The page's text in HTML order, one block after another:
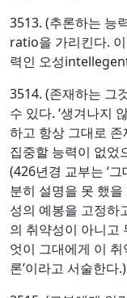
3513. (추론하는 능
ratio을 가리킨다.
력인 오성
3514. (존재하는 그
수 있다. ‘생겨나지
하고 항상 그대로 존
집중할 능력이 없었
(426년경 교부는 ‘
분히 설명을 못 했
성의 예봉을 고정하
의 취약성이 아니고
엇이 그대에게 이
론’이라고 서술한다.)